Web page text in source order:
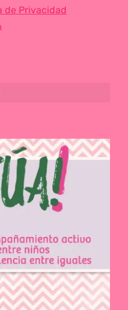
de Privacidad